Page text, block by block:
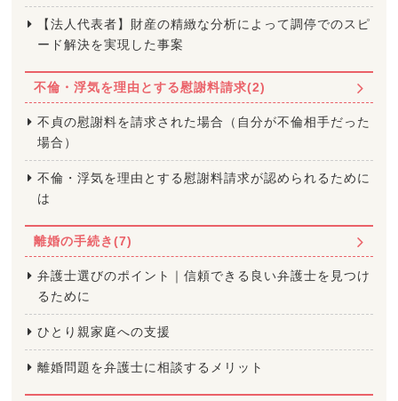
【法人代表者】財産の精緻な分析によって調停でのスピ
ード解決を実現した事案
不倫・浮気を理由とする慰謝料請求(2)
不貞の慰謝料を請求された場合（自分が不倫相手だった
場合）
不倫・浮気を理由とする慰謝料請求が認められるために
は
離婚の手続き(7)
弁護士選びのポイント｜信頼できる良い弁護士を見つけ
るために
ひとり親家庭への支援
離婚問題を弁護士に相談するメリット